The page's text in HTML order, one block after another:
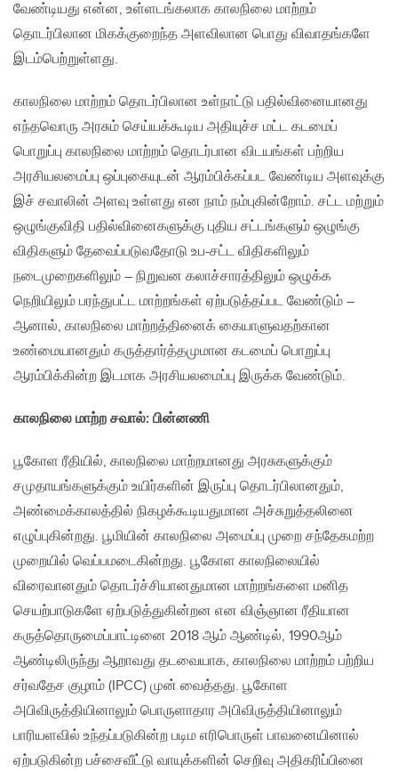
வேண்டியது என்ன, உள்ளடங்கலாக காலநிலை மாற்றம்
தொடர்பிலான மிகக்குறைந்த அளவிலான பொது விவாதங்களே
இடம்பெற்றுள்ளது.
காலநிலை மாற்றம் தொடர்பிலான உள்நாட்டு பதில்வினையானது
எந்தவொரு அரசும் செய்யக்கூடிய அதியுச்ச மட்ட கடமைப்
பொறுப்பு காலநிலை மாற்றம் தொடர்பான விடயங்கள் பற்றிய
அரசியலமைப்பு ஒப்புகையுடன் ஆரம்பிக்கப்பட வேண்டிய அளவுக்கு
இச் சவாலின் அளவு உள்ளது என நாம் நம்புகின்றோம். சட்ட மற்றும்
ஒழுங்குவிதி பதில்வினைகளுக்கு புதிய சட்டங்களும் ஒழுங்கு
விதிகளும் தேவைப்படுவதோடு உப-சட்ட விதிகளிலும்
நடைமுறைகளிலும் – நிறுவன கலாச்சாரத்திலும் ஒழுக்க
நெறியிலும் பரந்துபட்ட மாற்றங்கள் ஏற்படுத்தப்பட வேண்டும் –
ஆனால், காலநிலை மாற்றத்தினைக் கையாளுவதற்கான
உண்மையானதும் கருத்தார்த்தமுமான கடமைப் பொறுப்பு
ஆரம்பிக்கின்ற இடமாக அரசியலமைப்பு இருக்க வேண்டும்.
காலநிலை மாற்ற சவால்: பின்னணி
பூகோள ரீதியில், காலநிலை மாற்றமானது அரசுகளுக்கும்
சமுதாயங்களுக்கும் உயிர்களின் இருப்பு தொடர்பிலானதும்,
அண்மைக்காலத்தில் நிகழக்கூடியதுமான அச்சுறுத்தலினை
எழுப்புகின்றது. பூமியின் காலநிலை அமைப்பு முறை சந்தேகமற்ற
முறையில் வெப்பமடைகின்றது. பூகோள காலநிலையில்
விரைவானதும் தொடர்ச்சியானதுமான மாற்றங்களை மனித
செயற்பாடுகளே ஏற்படுத்துகின்றன என விஞ்ஞான ரீதியான
கருத்தொருமைப்பாட்டினை 2018 ஆம் ஆண்டில், 1990ஆம்
ஆண்டிலிருந்து ஆறாவது தடவையாக, காலநிலை மாற்றம் பற்றிய
சர்வதேச குழாம் (IPCC) முன் வைத்தது. பூகோள
அபிவிருத்தியினாலும் பொருளாதார அபிவிருத்தியினாலும்
பாரியளவில் உந்தப்படுகின்ற படிம எரிபொருள் பாவனையினால்
ஏற்படுகின்ற பச்சைவீட்டு வாயுக்களின் செறிவு அதிகரிப்பினை